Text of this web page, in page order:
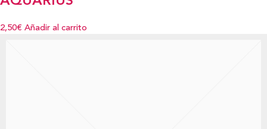
2,50€ Añadir al carrito